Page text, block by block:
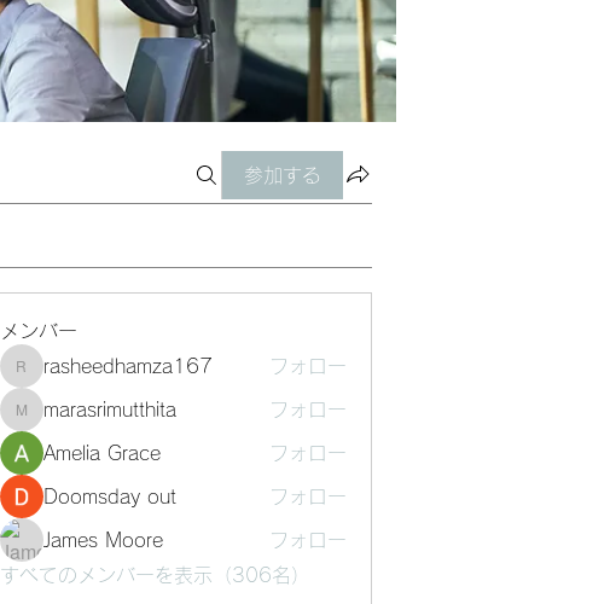
参加する
メンバー
rasheedhamza167
rasheedhamza167 フォロー
marasrimutthita
marasrimutthita フォロー
Amelia Grace フォロー
Doomsday out フォロー
James Moore
フォロー
すべてのメンバーを表示（306名）